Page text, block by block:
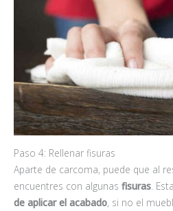
Paso 4: Rellenar fisuras
Aparte de carcoma, puede que al
encuentres con algunas fisuras .
de aplicar el acabado, si no el